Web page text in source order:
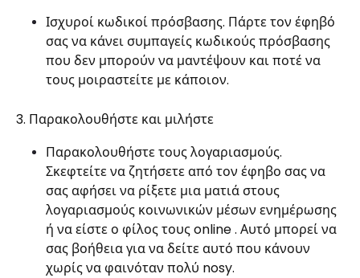
Ισχυροί κωδικοί πρόσβασης. Πάρτε τον έφηβό
σας να κάνει συμπαγείς κωδικούς πρόσβασης
που δεν μπορούν να μαντέψουν και ποτέ να
τους μοιραστείτε με κάποιον.
3. Παρακολουθήστε και μιλήστε
Παρακολουθήστε τους λογαριασμούς.
Σκεφτείτε να ζητήσετε από τον έφηβο σας να
σας αφήσει να ρίξετε μια ματιά στους
λογαριασμούς κοινωνικών μέσων ενημέρωσης
ή να είστε ο φίλος τους online . Αυτό μπορεί να
σας βοήθεια για να δείτε αυτό που κάνουν
χωρίς να φαινόταν πολύ nosy.